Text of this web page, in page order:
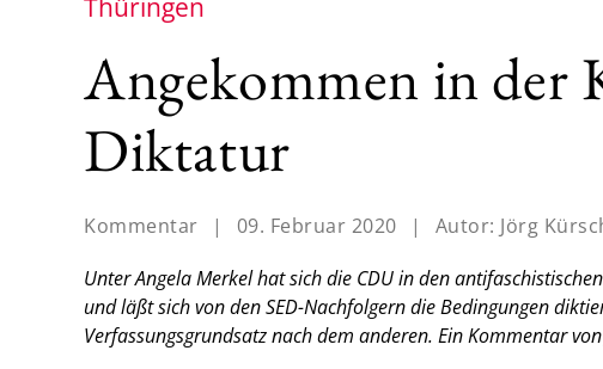
Thüringen
Angekommen in der
Diktatur
Kommentar | 09. Februar 2020 | Autor: Jörg
Unter Angela Merkel hat sich die CDU in den
und läßt sich von den SED-Nachfolgern die Bedingungen
Verfassungsgrundsatz nach dem anderen. Ein Kommentar